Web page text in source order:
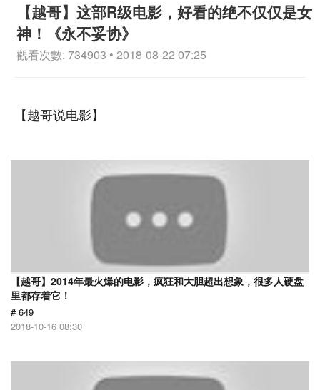
【越哥】这部R级电影，好看的绝不仅仅是女
神！《永不妥协》
觀看次數: 734903 • 2018-08-22 07:25
【越哥说电影】
【越哥】2014年最火爆的电影，疯狂和大胆超出想象，很多人硬盘
里都存着它！
# 649
2018-10-16 08:30